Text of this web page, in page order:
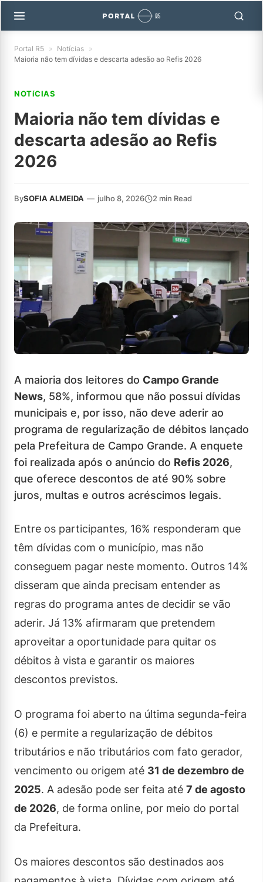
Portal R5 » Notícias »
Maioria não tem dívidas e descarta adesão ao Refis 2026
NOTíCIAS
Maioria não tem dívidas e
descarta adesão ao Refis
2026
BySOFIA ALMEIDA — julho 8, 2026 2 min Read
A maioria dos leitores do Campo Grande
News, 58%, informou que não possui dívidas
municipais e, por isso, não deve aderir ao
programa de regularização de débitos lançado
pela Prefeitura de Campo Grande. A enquete
foi realizada após o anúncio do Refis 2026,
que oferece descontos de até 90% sobre
juros, multas e outros acréscimos legais.
Entre os participantes, 16% responderam que
têm dívidas com o município, mas não
conseguem pagar neste momento. Outros 14%
disseram que ainda precisam entender as
regras do programa antes de decidir se vão
aderir. Já 13% afirmaram que pretendem
aproveitar a oportunidade para quitar os
débitos à vista e garantir os maiores
descontos previstos.
O programa foi aberto na última segunda-feira
(6) e permite a regularização de débitos
tributários e não tributários com fato gerador,
vencimento ou origem até 31 de dezembro de
2025. A adesão pode ser feita até 7 de agosto
de 2026, de forma online, por meio do portal
da Prefeitura.
Os maiores descontos são destinados aos